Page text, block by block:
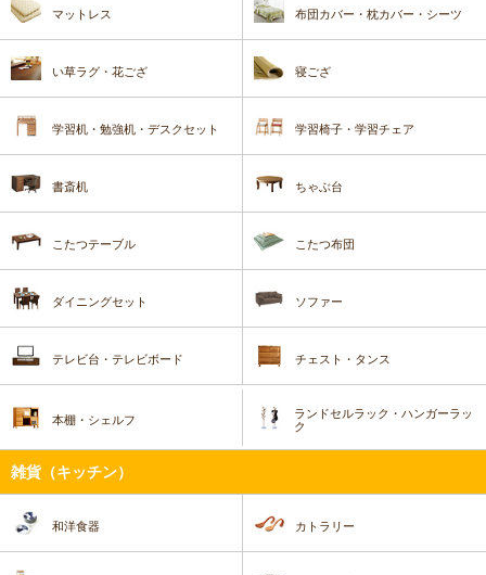
マットレス 布団カバー・枕カバー・シーツ
い草ラグ・花ござ 寝ござ
学習机・勉強机・デスクセット 学習椅子・学習チェア
書斎机 ちゃぶ台
こたつテーブル こたつ布団
ダイニングセット ソファー
テレビ台・テレビボード チェスト・タンス
本棚・シェルフ
ランドセルラック・ハンガーラッ
ク
雑貨（キッチン）
和洋食器 カトラリー